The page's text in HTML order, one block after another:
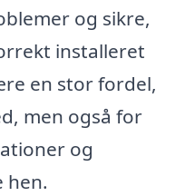
og sikre,
installeret
en stor fordel,
men også for
og
hen.